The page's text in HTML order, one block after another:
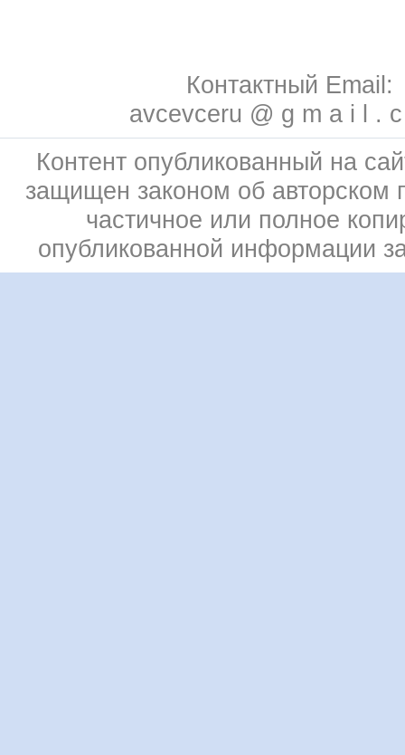
Контактный Email:
avcevceru @ g m a i l .
Контент опубликованный на
защищен законом об авторском
частичное или полное
опубликованной информации